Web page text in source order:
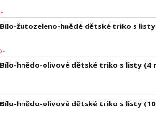
Bílo-žutozeleno-hnědé dětské triko s
Bílo-hnědo-olivové dětské triko s listy (4
Bílo-hnědo-olivové dětské triko s listy